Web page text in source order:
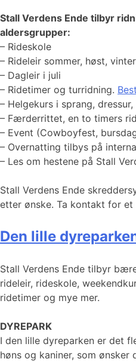
Stall Verdens Ende tilbyr
aldersgrupper:
– Rideskole
– Rideleir sommer, høst,
– Dagleir i juli
– Ridetimer og turridning.
– Helgekurs i sprang,
– Færderrittet, en to timers
– Event (Cowboyfest,
– Overnatting tilbys på
– Les om hestene på Stall
Stall Verdens Ende
etter ønske. Ta kontakt for
Den lille
Stall Verdens Ende tilbyr
rideleir, rideskole,
ridetimer og mye mer.
DYREPARK
I den lille dyreparken er det
høns og kaniner, som ønsker